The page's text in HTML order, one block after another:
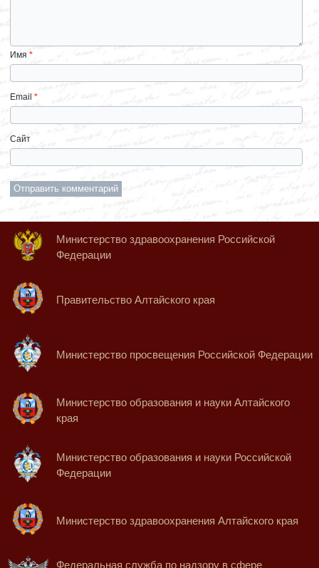
Имя*
Email*
Сайт
Министерство здравоохранения Российской
Федерации
Правительство Алтайского края
Министерство просвещения Российской Федерации
Министерство образования и науки Алтайского
края
Министерство образования и науки Российской
Федерации
Министерство здравоохранения Алтайского края
Федеральная служба по надзору в сфере